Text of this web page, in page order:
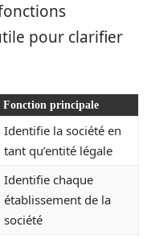
pour clarifier
Fonction principale
Identifie la société en
tant qu’entité légale
Identifie chaque
établissement de la
société